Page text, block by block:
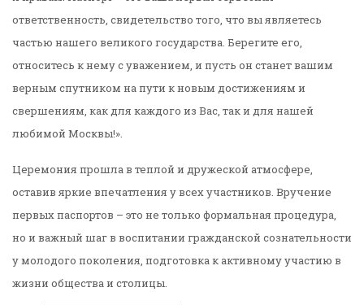
ответственность, свидетельство того, что вы являетесь
частью нашего великого государства. Берегите его,
относитесь к нему с уважением, и пусть он станет вашим
верным спутником на пути к новым достижениям и
свершениям, как для каждого из Вас, так и для нашей
любимой Москвы!».
Церемония прошла в теплой и дружеской атмосфере,
оставив яркие впечатления у всех участников. Вручение
первых паспортов – это не только формальная процедура,
но и важный шаг в воспитании гражданской сознательности
у молодого поколения, подготовка к активному участию в
жизни общества и столицы.